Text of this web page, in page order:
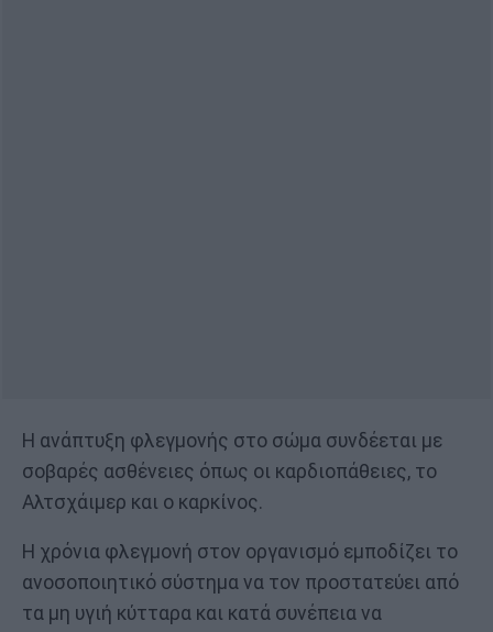
Η ανάπτυξη φλεγμονής στο σώμα συνδέεται με
σοβαρές ασθένειες όπως οι καρδιοπάθειες, το
Αλτσχάιμερ και ο καρκίνος.
Η χρόνια φλεγμονή στον οργανισμό εμποδίζει το
ανοσοποιητικό σύστημα να τον προστατεύει από
τα μη υγιή κύτταρα και κατά συνέπεια να